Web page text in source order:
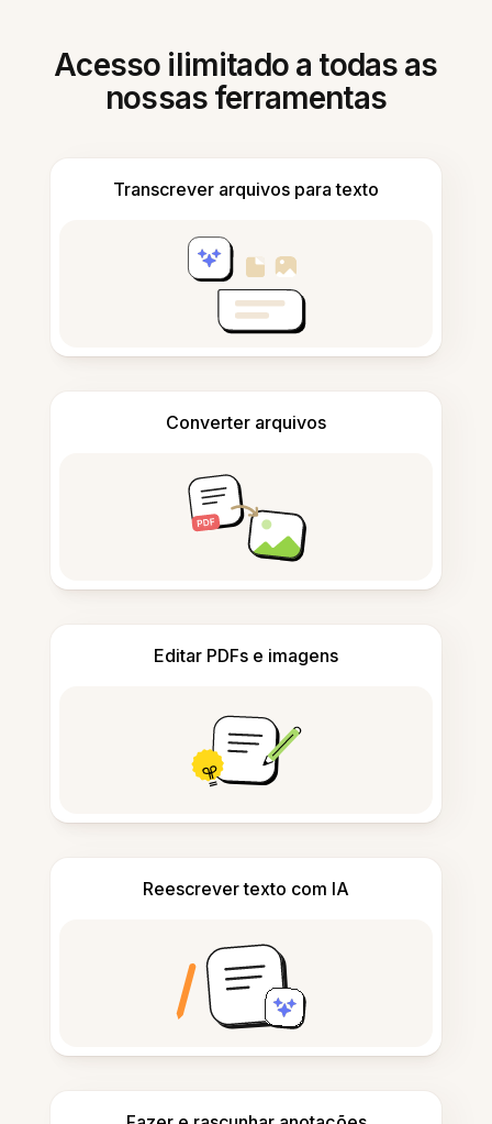
Acesso ilimitado a todas as
nossas ferramentas
Transcrever arquivos para texto
Converter arquivos
Editar PDFs e imagens
Reescrever texto com IA